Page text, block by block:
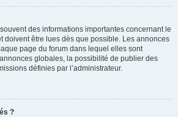
des informations importantes concernant le
doivent être lues dès que possible. Les annonces
page du forum dans lequel elles sont
globales, la possibilité de publier des
définies par l’administrateur.
?